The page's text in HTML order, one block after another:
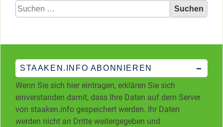
Suchen
nach:
STAAKEN.INFO ABONNIEREN
Wenn Sie sich hier eintragen, erklären Sie sich
einverstanden damit, dass Ihre Daten auf dem Server
von staaken.info gespeichert werden. Ihr Daten
werden nicht an Dritte weitergegeben und